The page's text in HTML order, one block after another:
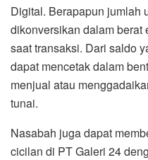
Digital. Berapapun jumlah
dikonversikan dalam berat
saat transaksi. Dari saldo
dapat mencetak dalam
menjual atau
tunai.
Nasabah juga dapat
cicilan di PT Galeri 24